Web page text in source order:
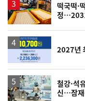
떡국떡·
정
2027년
철강·석
신…잠재